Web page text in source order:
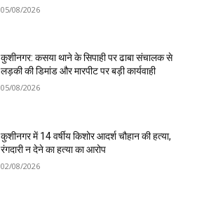
05/08/2026
कुशीनगर: कसया थाने के सिपाही पर ढाबा संचालक से
लड़की की डिमांड और मारपीट पर बड़ी कार्यवाही
05/08/2026
कुशीनगर में 14 वर्षीय किशोर आदर्श चौहान की हत्या,
रंगदारी न देने का हत्या का आरोप
02/08/2026